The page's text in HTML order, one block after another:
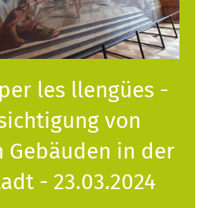
les llengües -
von
Gebäuden in der
- 23.03.2024